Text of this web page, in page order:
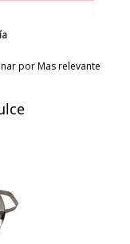
por Mas relevante